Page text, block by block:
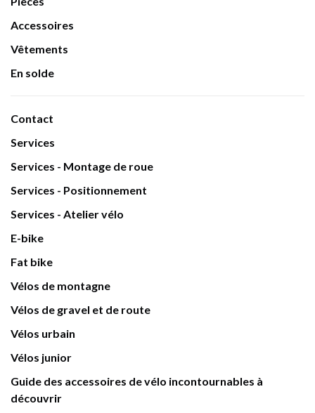
Accessoires
Vêtements
En solde
Contact
Services
Services - Montage de roue
Services - Positionnement
Services - Atelier vélo
E-bike
Fat bike
Vélos de montagne
Vélos de gravel et de route
Vélos urbain
Vélos junior
Guide des accessoires de vélo incontournables à
découvrir